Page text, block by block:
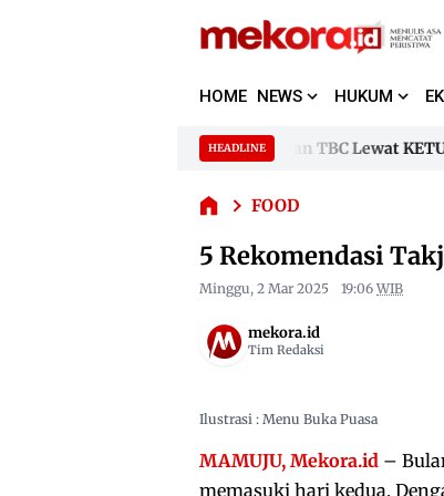
HOME NEWS HUKUM
HEADLINE
Terdepan Penanggulangan TBC Lewat KETUK
Terdepan Penanggulangan TBC Lewat KETUK
FOOD
5
Takjil Buka
dan Bergizi
5 Rekomendasi
Minggu, 2 Mar 2025 19:06 WIB
mekora.id
Tim Redaksi
Ilustrasi : Menu Buka Puasa
MAMUJU, Mekora.id –
memasuki hari kedua.